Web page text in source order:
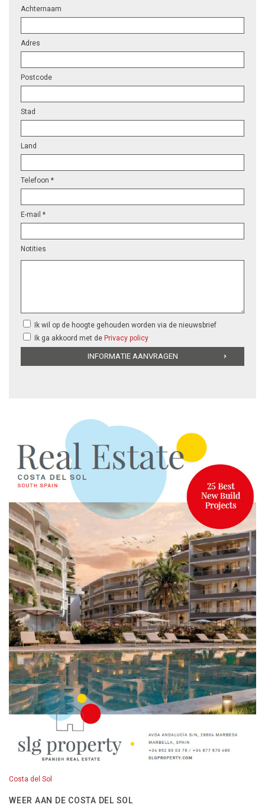
Achternaam
Adres
Postcode
Stad
Land
Telefoon *
E-mail *
Notities
Ik wil op de hoogte gehouden worden via de nieuwsbrief
Ik ga akkoord met de Privacy policy
Costa del Sol
WEER AAN DE COSTA DEL SOL